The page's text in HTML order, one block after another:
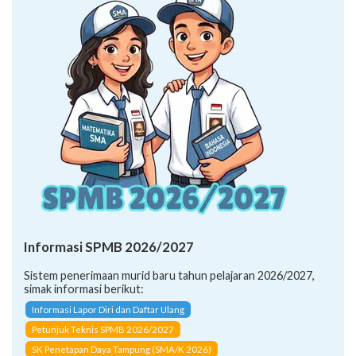
Informasi SPMB 2026/2027
Sistem penerimaan murid baru tahun pelajaran 2026/2027,
simak informasi berikut:
Informasi Lapor Diri dan Daftar Ulang
Petunjuk Teknis SPMB 2026/2027
SK Penetapan Daya Tampung (SMA/K 2026)